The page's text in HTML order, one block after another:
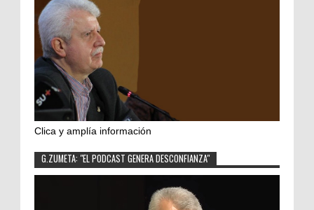
Clica y amplía información
G.ZUMETA: "EL PODCAST GENERA DESCONFIANZA"